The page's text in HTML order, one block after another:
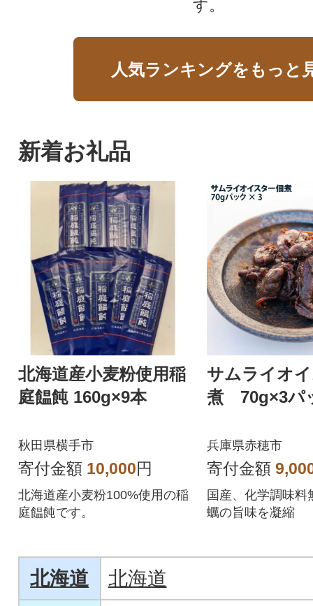
す。
人気ランキングをもっと
新着お礼品
北海道産小麦粉使用稲
庭饂飩 160g×9本
秋田県横手市
寄付金額 10,000円
北海道産小麦粉100%使用の稲
庭饂飩です。
サムライオ
煮 70g×3パ
兵庫県赤穂市
寄付金額
国産、化学調味料
蠣の旨味を凝縮
北海道 北海道